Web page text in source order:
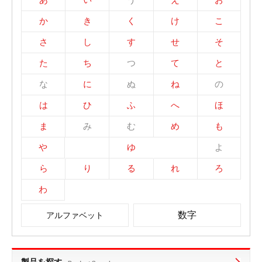
か き く け こ
さ し す せ そ
た ち つ て と
な に ぬ ね の
は ひ ふ へ ほ
ま み む め も
や ゆ よ
ら り る れ ろ
わ
アルファベット 数字